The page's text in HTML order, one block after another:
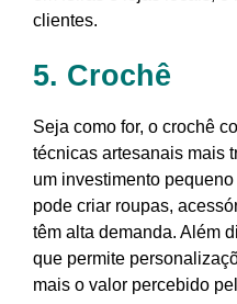
clientes.
5. Crochê
Seja como for, o crochê
técnicas artesanais mais
um investimento
pode criar roupas,
têm alta demanda. Além
que permite
mais o valor percebido